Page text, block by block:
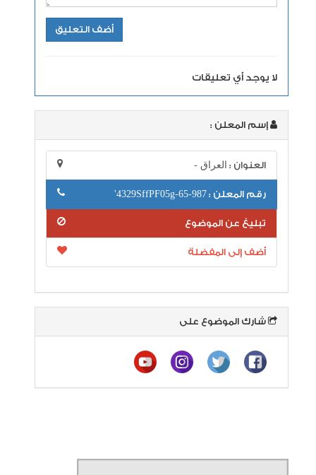
لا يوجد أي تعليقات
إسم المعلن :
العنوان :العراق -
رقم المعلن :987-65-4329SffPF05g'
تبليغ عن الموضوع
أضف إلى المفضلة
شارك الموضوع على